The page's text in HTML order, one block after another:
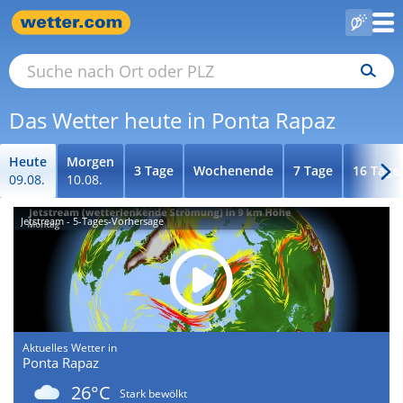
Das Wetter heute in Ponta Rapaz
Heute
09.08.
Morgen
10.08.
3 Tage Wochenende 7 Tage 16 Tage
Jetstream - 5-Tages-Vorhersage
Aktuelles Wetter in
Ponta Rapaz
26°C
Stark bewölkt